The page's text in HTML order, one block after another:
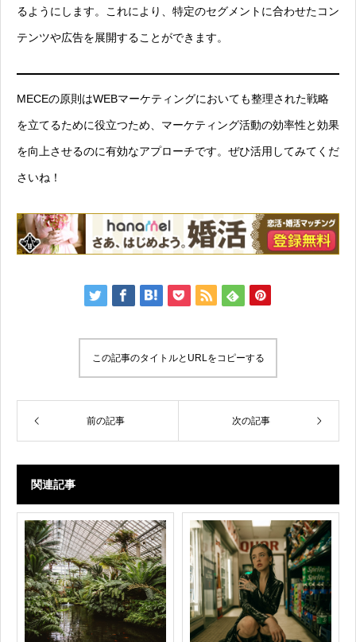
るようにします。これにより、特定のセグメントに合わせたコン
テンツや広告を展開することができます。
MECEの原則はWEBマーケティングにおいても整理された戦略
を立てるために役立つため、マーケティング活動の効率性と効果
を向上させるのに有効なアプローチです。ぜひ活用してみてくだ
さいね！
この記事のタイトルとURLをコピーする
前の記事 次の記事
関連記事